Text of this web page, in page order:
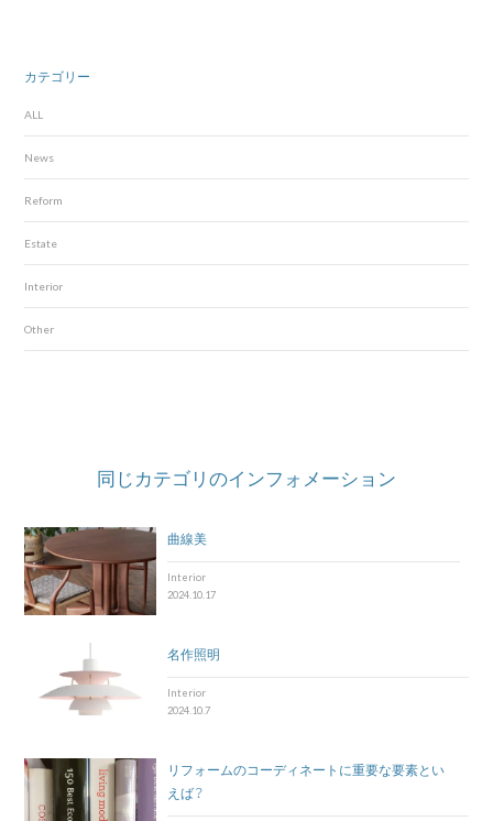
カテゴリー
ALL
News
Reform
Estate
Interior
Other
同じカテゴリのインフォメーション
曲線美
Interior
2024.10.17
名作照明
Interior
2024.10.7
リフォームのコーディネートに重要な要素とい
えば？